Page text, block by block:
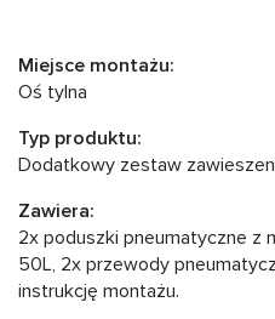
Miejsce montażu:
Oś tylna
Typ produktu:
Dodatkowy zestaw
Zawiera:
2x poduszki pneumatyczne z
50L, 2x przewody
instrukcję montażu.